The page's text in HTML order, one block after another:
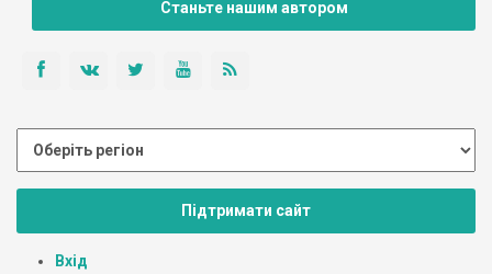
Станьте нашим автором
Підтримати сайт
Вхід